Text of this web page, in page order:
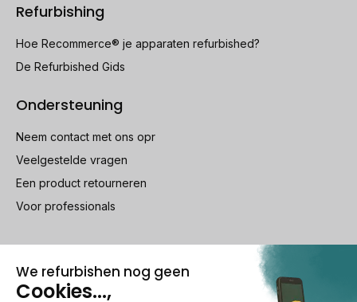
Refurbishing
Hoe Recommerce® je apparaten refurbished?
De Refurbished Gids
Ondersteuning
Neem contact met ons opr
Veelgestelde vragen
Een product retourneren
Voor professionals
100% beveiligde betaling